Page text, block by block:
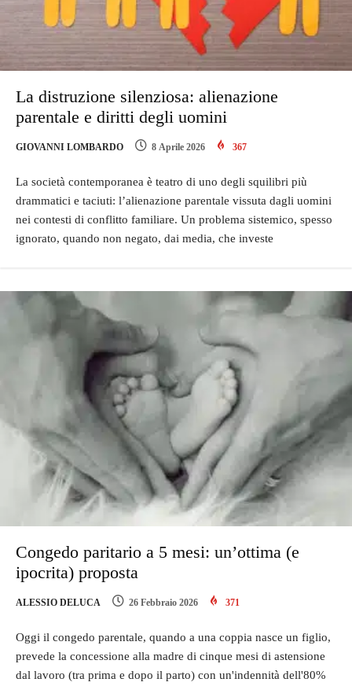
La distruzione silenziosa: alienazione
parentale e diritti degli uomini
GIOVANNI LOMBARDO 8 Aprile 2026 367
La società contemporanea è teatro di uno degli squilibri più
drammatici e taciuti: l’alienazione parentale vissuta dagli uomini
nei contesti di conflitto familiare. Un problema sistemico, spesso
ignorato, quando non negato, dai media, che investe
Congedo paritario a 5 mesi: un’ottima (e
ipocrita) proposta
ALESSIO DELUCA 26 Febbraio 2026 371
Oggi il congedo parentale, quando a una coppia nasce un figlio,
prevede la concessione alla madre di cinque mesi di astensione
dal lavoro (tra prima e dopo il parto) con un'indennità dell'80%